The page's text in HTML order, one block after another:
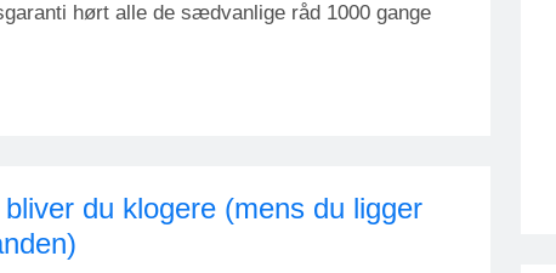
hørt alle de sædvanlige råd 1000 gange
du klogere (mens du ligger